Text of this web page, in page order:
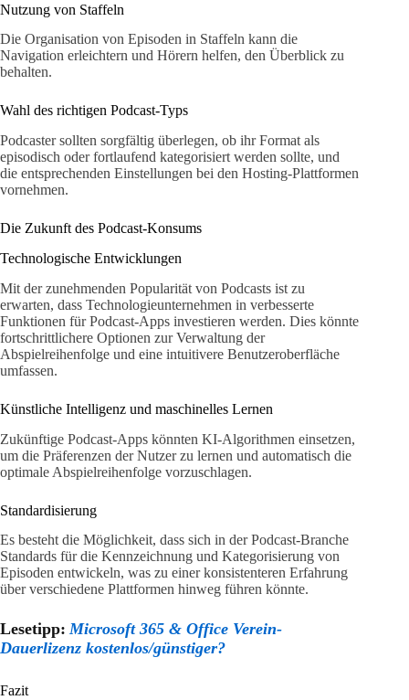
Nutzung von Staffeln
Die Organisation von Episoden in Staffeln kann die
Navigation erleichtern und Hörern helfen, den Überblick zu
behalten.
Wahl des richtigen Podcast-Typs
Podcaster sollten sorgfältig überlegen, ob ihr Format als
episodisch oder fortlaufend kategorisiert werden sollte, und
die entsprechenden Einstellungen bei den Hosting-Plattformen
vornehmen.
Die Zukunft des Podcast-Konsums
Technologische Entwicklungen
Mit der zunehmenden Popularität von Podcasts ist zu
erwarten, dass Technologieunternehmen in verbesserte
Funktionen für Podcast-Apps investieren werden. Dies könnte
fortschrittlichere Optionen zur Verwaltung der
Abspielreihenfolge und eine intuitivere Benutzeroberfläche
umfassen.
Künstliche Intelligenz und maschinelles Lernen
Zukünftige Podcast-Apps könnten KI-Algorithmen einsetzen,
um die Präferenzen der Nutzer zu lernen und automatisch die
optimale Abspielreihenfolge vorzuschlagen.
Standardisierung
Es besteht die Möglichkeit, dass sich in der Podcast-Branche
Standards für die Kennzeichnung und Kategorisierung von
Episoden entwickeln, was zu einer konsistenteren Erfahrung
über verschiedene Plattformen hinweg führen könnte.
Lesetipp: Microsoft 365 & Office Verein-
Dauerlizenz kostenlos/günstiger?
Fazit